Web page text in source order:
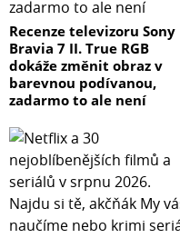
Recenze televizoru Sony
Bravia 7 II. True RGB
dokáže změnit obraz v
barevnou podívanou,
zadarmo to ale není